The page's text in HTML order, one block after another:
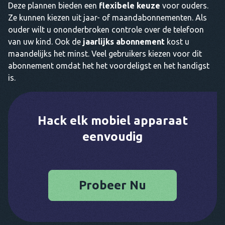
Deze plannen bieden een flexibele keuze voor ouders.
Ze kunnen kiezen uit jaar- of maandabonnementen. Als
ouder wilt u ononderbroken controle over de telefoon
van uw kind. Ook de jaarlijks abonnement kost u
maandelijks het minst. Veel gebruikers kiezen voor dit
abonnement omdat het het voordeligst en het handigst
is.
Hack elk mobiel apparaat
eenvoudig
Probeer Nu